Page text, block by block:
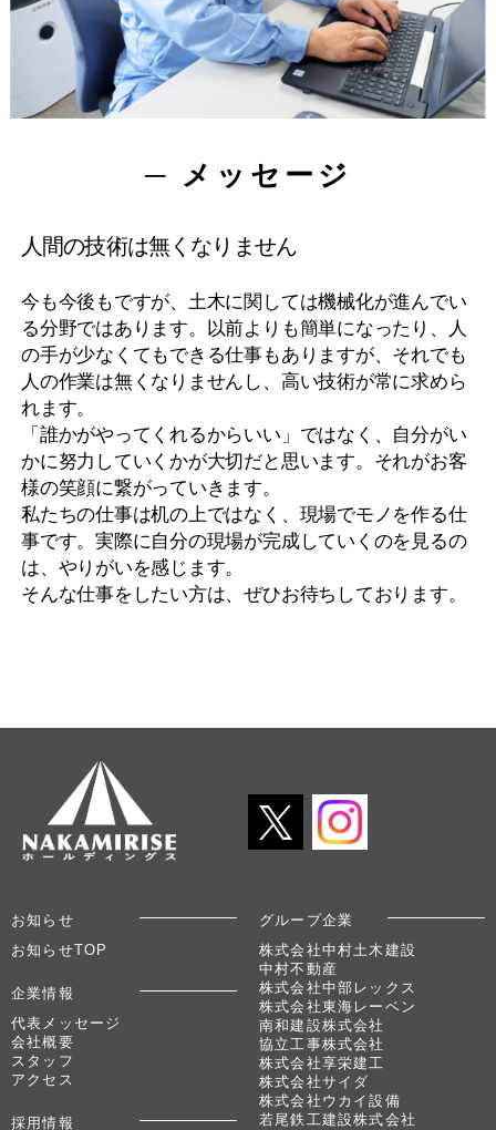
─ メッセージ
人間の技術は無くなりません
今も今後もですが、土木に関しては機械化が進んでい
る分野ではあります。以前よりも簡単になったり、人
の手が少なくてもできる仕事もありますが、それでも
人の作業は無くなりませんし、高い技術が常に求めら
れます。
「誰かがやってくれるからいい」ではなく、自分がい
かに努力していくかが大切だと思います。それがお客
様の笑顔に繋がっていきます。
私たちの仕事は机の上ではなく、現場でモノを作る仕
事です。実際に自分の現場が完成していくのを見るの
は、やりがいを感じます。
そんな仕事をしたい方は、ぜひお待ちしております。
お知らせ
お知らせTOP
企業情報
代表メッセージ
会社概要
スタッフ
アクセス
採用情報
グループ企業
株式会社中村土木建設
中村不動産
株式会社中部レックス
株式会社東海レーベン
南和建設株式会社
協立工事株式会社
株式会社享栄建工
株式会社サイダ
株式会社ウカイ設備
若尾鉄工建設株式会社